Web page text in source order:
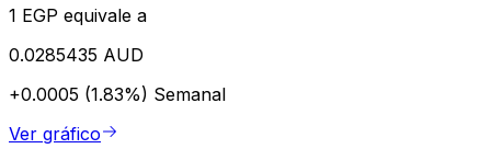
1 EGP equivale a
0.0285435 AUD
+0.0005 (1.83%) Semanal
Ver gráfico